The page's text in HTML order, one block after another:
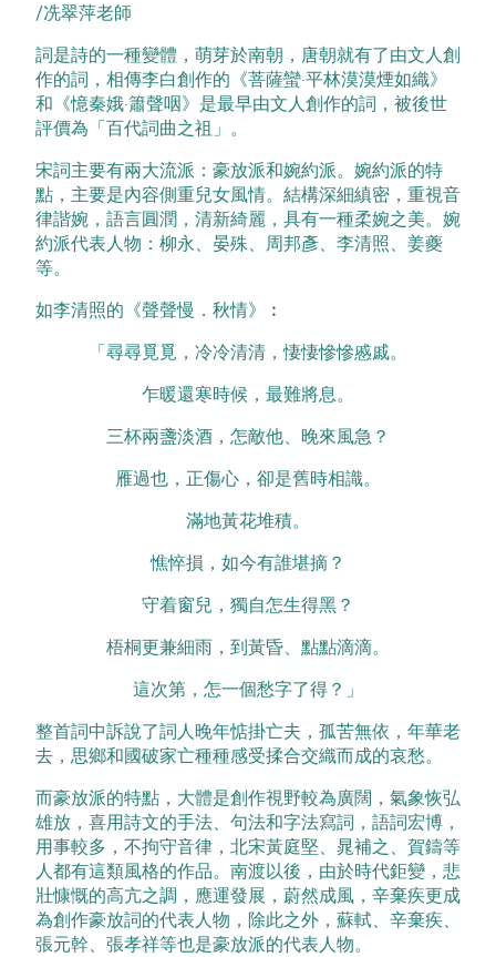
/冼翠萍老師
詞是詩的一種變體，萌芽於南朝，唐朝就有了由文人創
作的詞，相傳李白創作的《菩薩蠻·平林漠漠煙如織》
和《憶秦娥·簫聲咽》是最早由文人創作的詞，被後世
評價為「百代詞曲之祖」。
宋詞主要有兩大流派：豪放派和婉約派。婉約派的特
點，主要是內容側重兒女風情。結構深細縝密，重視音
律諧婉，語言圓潤，清新綺麗，具有一種柔婉之美。婉
約派代表人物：柳永、晏殊、周邦彥、李清照、姜夔
等。
如李清照的《聲聲慢．秋情》︰
「尋尋覓覓，冷冷清清，悽悽慘慘慼戚。
乍暖還寒時候，最難將息。
三杯兩盞淡酒，怎敵他、晚來風急？
雁過也，正傷心，卻是舊時相識。
滿地黃花堆積。
憔悴損，如今有誰堪摘？
守着窗兒，獨自怎生得黑？
梧桐更兼細雨，到黃昏、點點滴滴。
這次第，怎一個愁字了得？」
整首詞中訴說了詞人晚年惦掛亡夫，孤苦無依，年華老
去，思鄉和國破家亡種種感受揉合交織而成的哀愁。
而豪放派的特點，大體是創作視野較為廣闊，氣象恢弘
雄放，喜用詩文的手法、句法和字法寫詞，語詞宏博，
用事較多，不拘守音律，北宋黃庭堅、晁補之、賀鑄等
人都有這類風格的作品。南渡以後，由於時代鉅變，悲
壯慷慨的高亢之調，應運發展，蔚然成風，辛棄疾更成
為創作豪放詞的代表人物，除此之外，蘇軾、辛棄疾、
張元幹、張孝祥等也是豪放派的代表人物。